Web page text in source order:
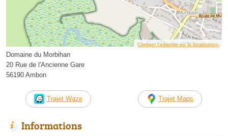
Corriger l’adresse ou la localisation
Domaine du Morbihan
20 Rue de l'Ancienne Gare
56190 Ambon
Trajet Waze Trajet Maps
Informations